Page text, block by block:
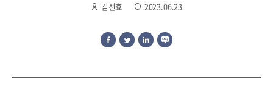
김선효 2023.06.23